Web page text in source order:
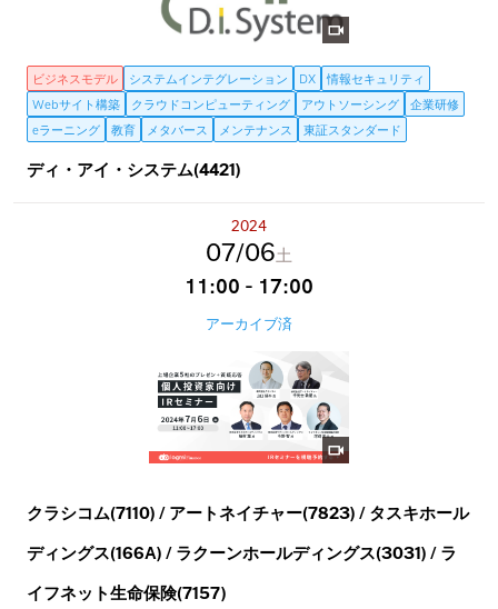
ビジネスモデル システムインテグレーション DX
情報セキュリティ
Webサイト構築
クラウドコンピューティング アウトソーシング
企業研修
eラーニング
教育 メタバース メンテナンス 東証スタンダード
ディ・アイ・システム(4421)
2024
07 06土
11:00 - 17:00
アーカイブ済
クラシコム(7110) / アートネイチャー(7823) / タスキホール
ディングス(166A) / ラクーンホールディングス(3031) / ラ
イフネット生命保険(7157)